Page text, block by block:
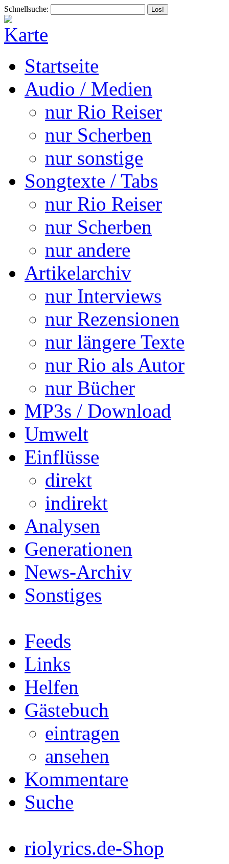
Schnellsuche:
Startseite
Audio / Medien
nur Rio Reiser
nur Scherben
nur sonstige
Songtexte / Tabs
nur Rio Reiser
nur Scherben
nur andere
Artikelarchiv
nur Interviews
nur Rezensionen
nur längere Texte
nur Rio als Autor
nur Bücher
MP3s / Download
Umwelt
Einflüsse
direkt
indirekt
Analysen
Generationen
News-Archiv
Sonstiges
Feeds
Links
Helfen
Gästebuch
eintragen
ansehen
Kommentare
Suche
riolyrics.de-Shop